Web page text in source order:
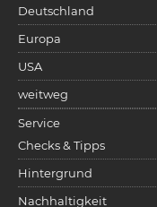
Deutschland
Europa
USA
weitweg
Service
Checks & Tipps
Hintergrund
Nachhaltigkeit